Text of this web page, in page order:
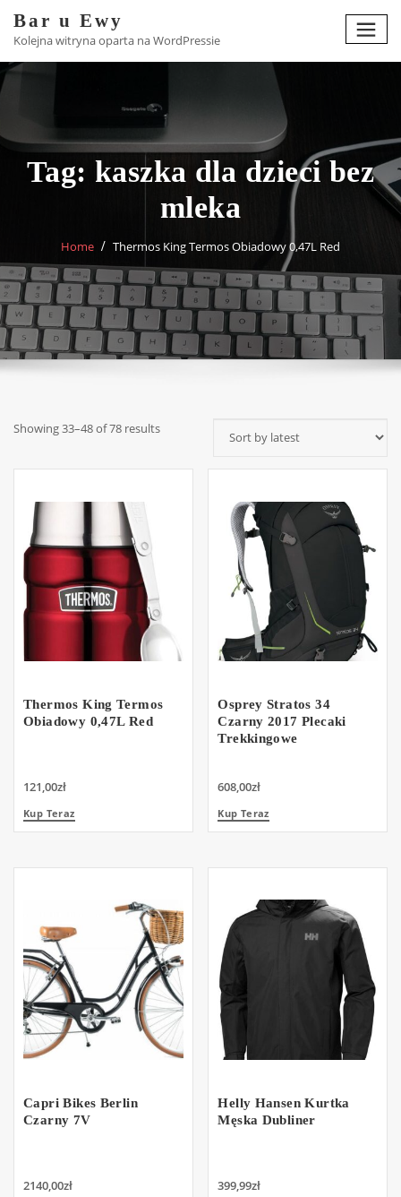
content
Bar u Ewy
Kolejna witryna oparta na WordPressie
Tag: kaszka dla dzieci bez
mleka
Home Thermos King Termos Obiadowy 0,47L Red
Showing 33–48 of 78 results
Thermos King Termos
Obiadowy 0,47L Red
121,00zł
Kup Teraz
Osprey Stratos 34
Czarny 2017 Plecaki
Trekkingowe
608,00zł
Kup Teraz
Capri Bikes Berlin
Czarny 7V
2140,00zł
Helly Hansen Kurtka
Męska Dubliner
399,99zł